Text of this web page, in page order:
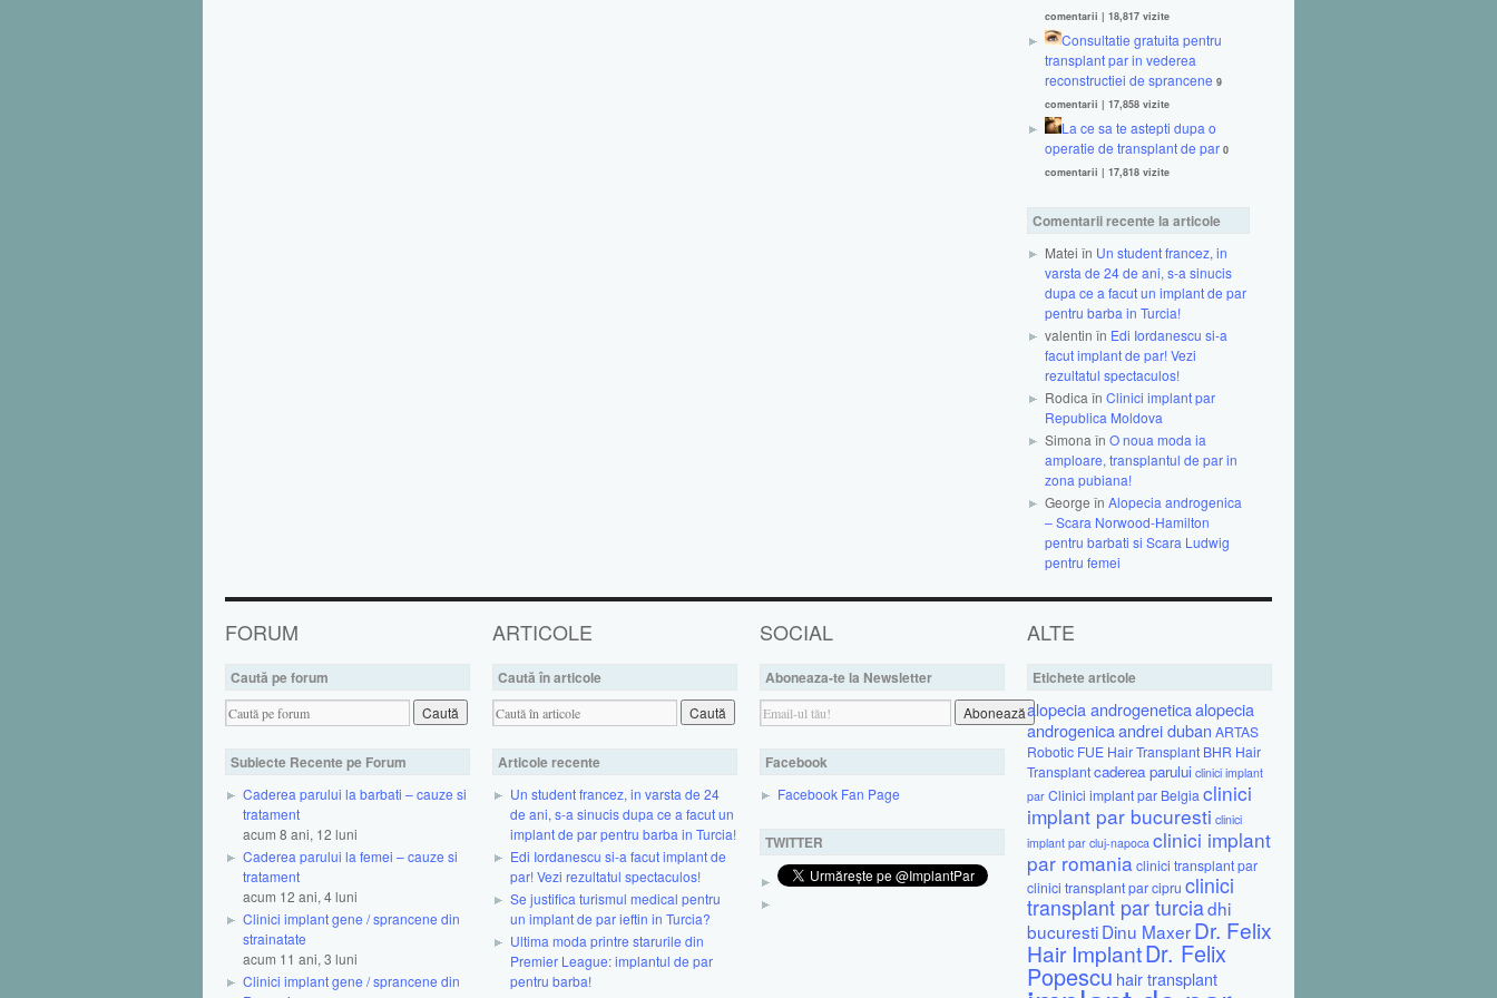
comentarii | 18,817 vizite
Consultatie gratuita pentru
transplant par in vederea
reconstructiei de sprancene 9
comentarii | 17,858 vizite
La ce sa te astepti dupa o
operatie de transplant de par 0
comentarii | 17,818 vizite
Comentarii recente la articole
Matei în Un student francez, in
varsta de 24 de ani, s-a sinucis
dupa ce a facut un implant de par
pentru barba in Turcia!
valentin în Edi Iordanescu si-a
facut implant de par! Vezi
rezultatul spectaculos!
Rodica în Clinici implant par
Republica Moldova
Simona în O noua moda ia
amploare, transplantul de par in
zona pubiana!
George în Alopecia androgenica
– Scara Norwood-Hamilton
pentru barbati si Scara Ludwig
pentru femei
FORUM
Caută pe forum
Subiecte Recente pe Forum
Caderea parului la barbati – cauze si
tratament
acum 8 ani, 12 luni
Caderea parului la femei – cauze si
tratament
acum 12 ani, 4 luni
Clinici implant gene / sprancene din
strainatate
acum 11 ani, 3 luni
Clinici implant gene / sprancene din
ARTICOLE
Caută în articole
Articole recente
Un student francez, in varsta de 24
de ani, s-a sinucis dupa ce a facut un
implant de par pentru barba in Turcia!
Edi Iordanescu si-a facut implant de
par! Vezi rezultatul spectaculos!
Se justifica turismul medical pentru
un implant de par ieftin in Turcia?
Ultima moda printre starurile din
Premier League: implantul de par
pentru barba!
SOCIAL
Aboneaza-te la Newsletter
Facebook
Facebook Fan Page
TWITTER
ALTE
Etichete articole
alopecia androgeneticaalopecia
androgenicaandrei duban ARTAS
Robotic FUE Hair Transplant BHR Hair
Transplantcaderea parului clinici implant
par Clinici implant par Belgia clinici
implant par bucuresti clinici
implant par cluj-napoca clinici implant
par romaniaclinici transplant par
clinici transplant par cipru clinici
transplant par turciadhi
bucurestiDinu MaxerDr. Felix
Hair ImplantDr. Felix
Popescu hair transplant